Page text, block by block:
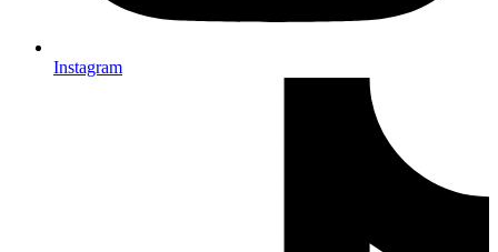
Instagram